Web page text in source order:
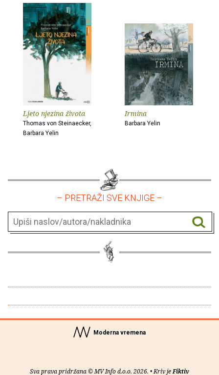
Ljeto njezina života
Thomas von Steinaecker,
Barbara Yelin
Irmina
Barbara Yelin
– PRETRAŽI SVE KNJIGE –
Moderna vremena
Sva prava pridržana © MV Info d.o.o. 2026. • Kriv jeFiktiv